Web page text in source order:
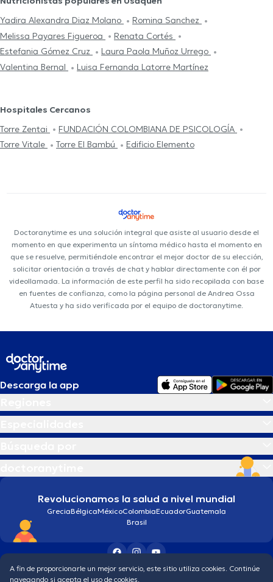
Yadira Alexandra Diaz Molano
Romina Sanchez
Melissa Payares Figueroa
Renata Cortés
Estefania Gómez Cruz
Laura Paola Muñoz Urrego
Valentina Bernal
Luisa Fernanda Latorre Martínez
Hospitales Cercanos
Torre Zentai
FUNDACIÓN COLOMBIANA DE PSICOLOGÍA
Torre Vitale
Torre El Bambú Edificio Elemento
Doctoranytime es una solución integral que asiste al usuario desde el
momento en que experimenta un síntoma médico hasta el momento en
que se resuelve, permitiéndole encontrar el mejor doctor de su elección,
solicitar orientación a través de chat y hablar directamente con él por
videollamada. La información de este perfil ha sido recopilada con base
en fuentes de confianza, como la página personal de Andrea Ossa
Atuesta y ha sido verificada por el equipo de doctoranytime.
Descarga la app
Revolucionamos la salud a nivel mundial
GreciaBélgicaMéxicoColombiaEcuadorGuatemala
Brasil
Condiciones generales Política de protección de los datos personales
A fin de proporcionarle un mejor servicio, este sitio utiliza cookies. Continúe
navegando si acepta el uso de cookies.